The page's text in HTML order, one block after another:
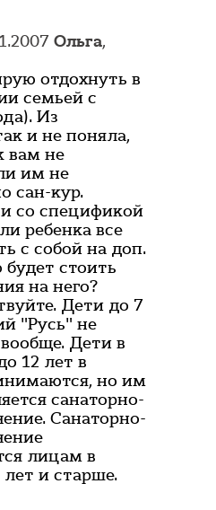
Ольга,
отдохнуть в
семьей с
Из
и не поняла,
вам не
им не
сан-кур.
со спецификой
ребенка все
с собой на доп.
стоить
на него?
Дети до 7
"Русь" не
Дети в
12 лет в
но им
санаторно-
Санаторно-
лицам в
лет и старше.